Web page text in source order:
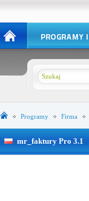
Programy Firma
mr_faktury Pro 3.1